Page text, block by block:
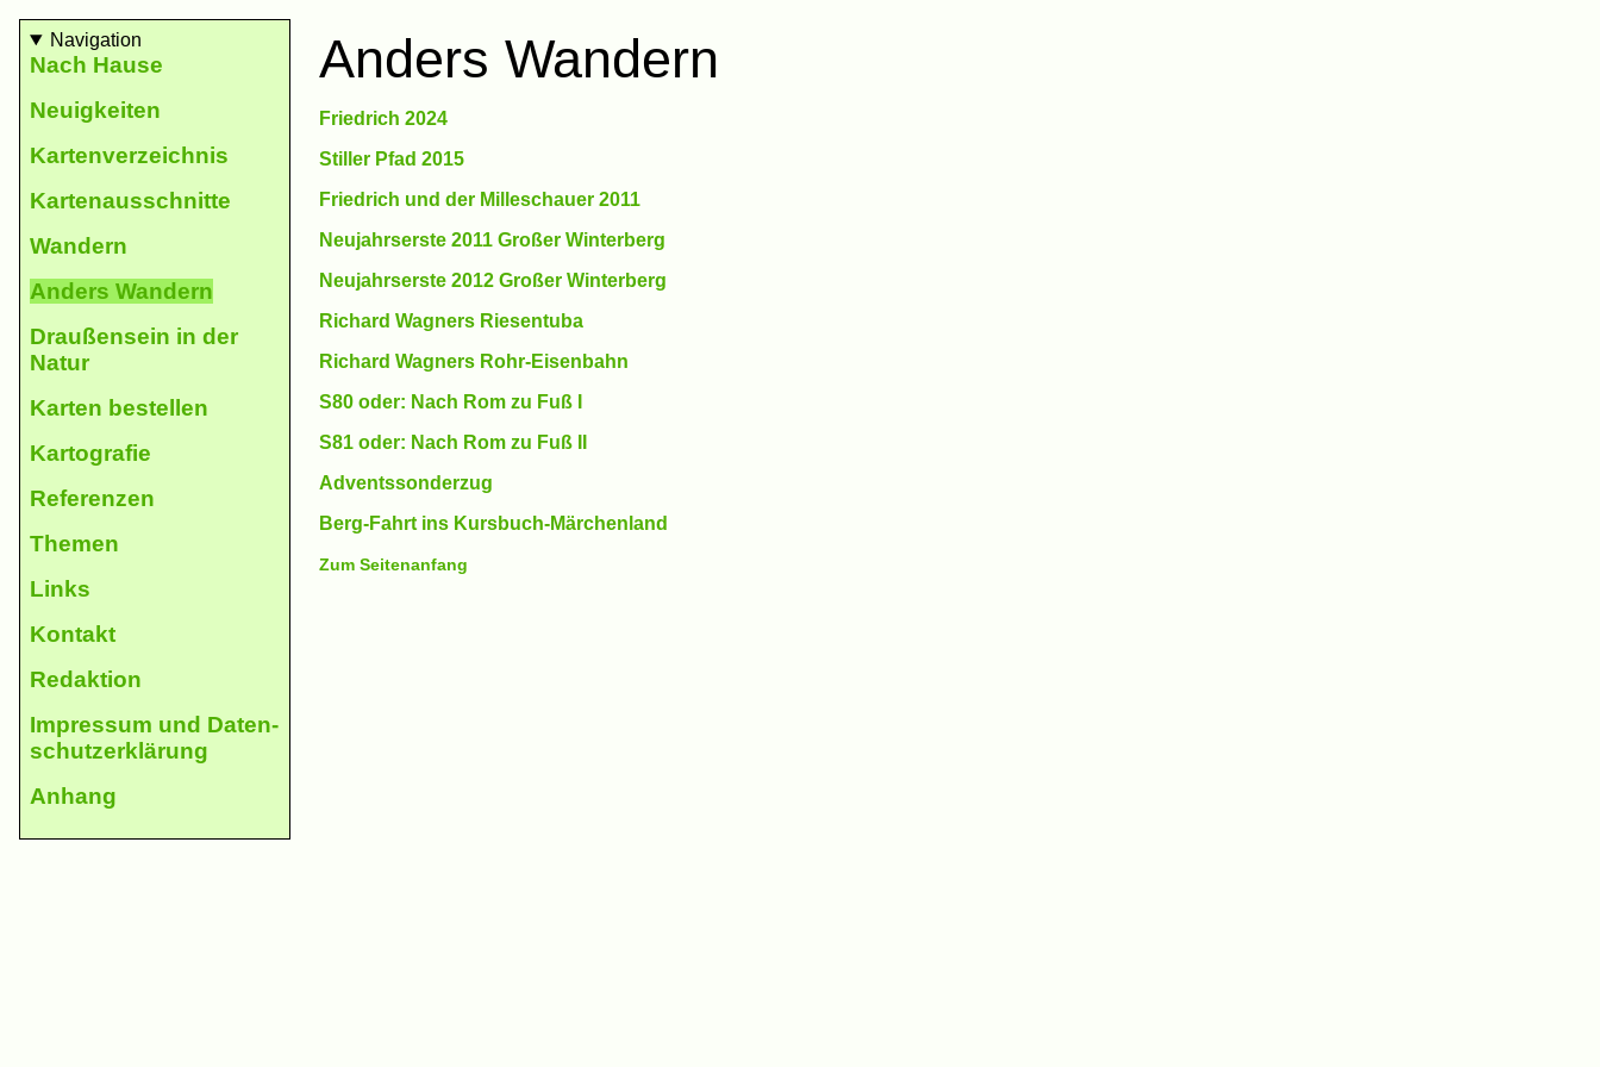
Navigation
Nach Hause
Neu­ig­keiten
Karten­ver­zeich­nis
Karten­aus­schnit­te
Wan­dern
Anders Wan­dern
Drau­ßen­sein in der
Natur
Kar­ten be­stel­len
Karto­gra­fie
Refe­ren­zen
The­men
Links
Kontakt
Redaktion
Impres­sum und Daten­
schutz­erklä­rung
An­hang
Anders Wan­dern
Friedrich 2024
Stil­ler Pfad 2015
Frie­drich und der Mille­schauer 2011
Neu­jahrs­erste 2011 Gro­ßer Winter­berg
Neuj­ahrs­erste 2012 Gro­ßer Winter­berg
Richard Wag­ners Riesen­tuba
Richard Wag­ners Rohr-Eisen­bahn
S80 oder: Nach Rom zu Fuß I
S81 oder: Nach Rom zu Fuß II
Advents­sonder­zug
Berg-Fahrt ins Kurs­buch-Märchen­land
Zum Seitenanfang